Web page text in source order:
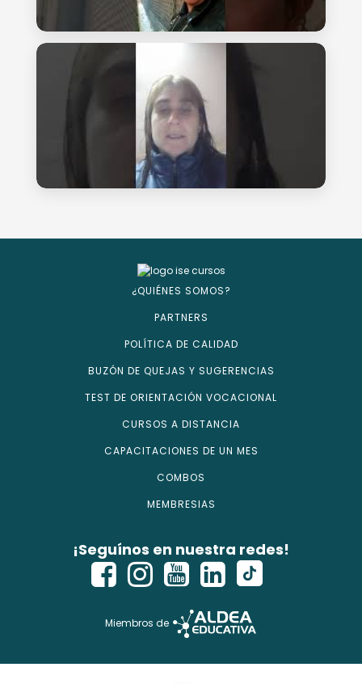
¿QUIÉNES SOMOS?
PARTNERS
POLÍTICA DE CALIDAD
BUZÓN DE QUEJAS Y SUGERENCIAS
TEST DE ORIENTACIÓN VOCACIONAL
CURSOS A DISTANCIA
CAPACITACIONES DE UN MES
COMBOS
MEMBRESIAS
¡Seguínos en nuestra redes!
Miembros de